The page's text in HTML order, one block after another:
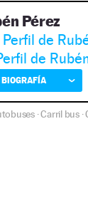
Pérez
Perfil de
de
BIOGRAFÍA
·Carril bus·